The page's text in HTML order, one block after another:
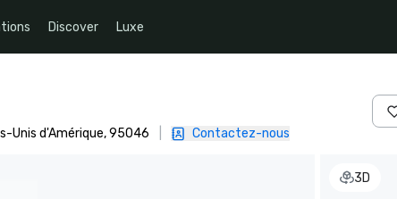
Discover Luxe
Unis d'Amérique, 95046 Contactez-nous
3D